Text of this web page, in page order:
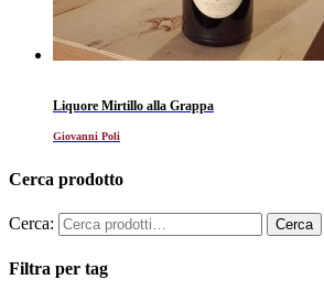
Liquore Mirtillo alla Grappa
Giovanni Poli
Cerca prodotto
Cerca:
Filtra per tag